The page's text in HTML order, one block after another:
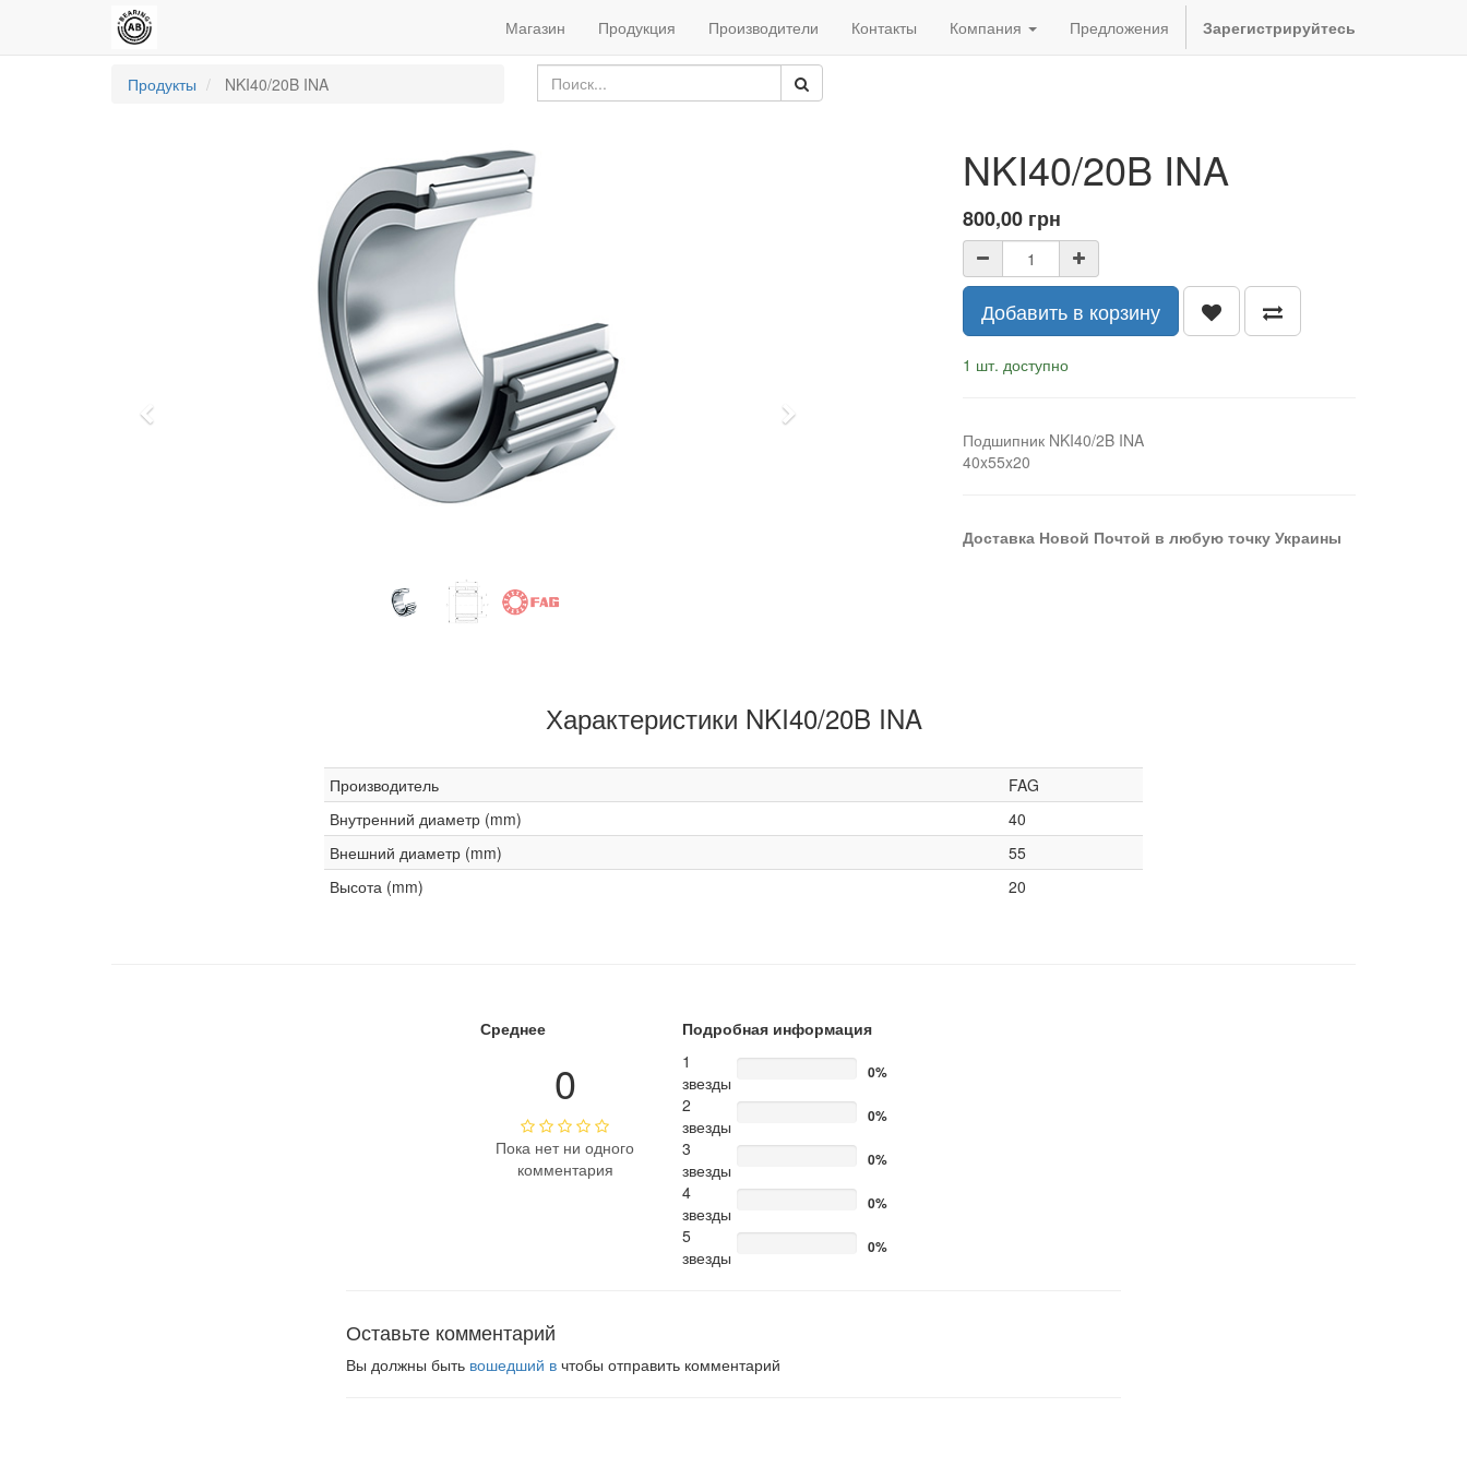
Магазин Продукция Производители Контакты Компания Предложения Зарегистрируйтесь
Продукты NKI40/20B INA
Next
NKI40/20B INA
800,00 грн
Добавить в корзину
1 шт. доступно
Подшипник NKI40/2B INA
40x55x20
Доставка Новой Почтой в любую точку Украины
Характеристики NKI40/20B INA
Производитель
FAG
Внутренний диаметр (mm)
40
Внешний диаметр (mm)
55
Высота (mm)
20
Среднее
0
Пока нет ни одного
комментария
Подробная информация
1
звезды
0%
2
звезды
0%
3
звезды
0%
4
звезды
0%
5
звезды
0%
Оставьте комментарий
Вы должны быть вошедший в чтобы отправить комментарий